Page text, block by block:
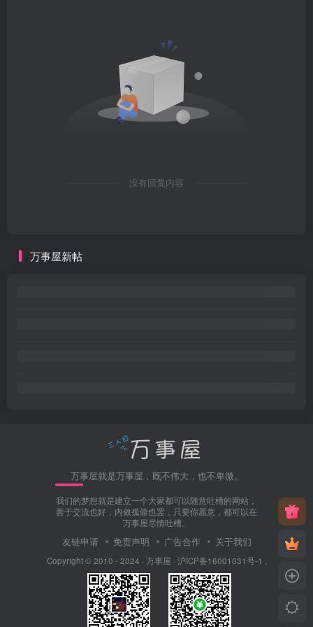
没有回复内容
万事屋新帖
万事屋就是万事屋，既不伟大，也不卑微。
我们的梦想就是建立一个大家都可以随意吐槽的网站，
善于交流也好，内敛孤僻也罢，只要你愿意，都可以在
万事屋尽情吐槽。
友链申请 免责声明 广告合作 关于我们
Copyright © 2010 - 2024 · 万事屋 · 沪ICP备16001031号-1